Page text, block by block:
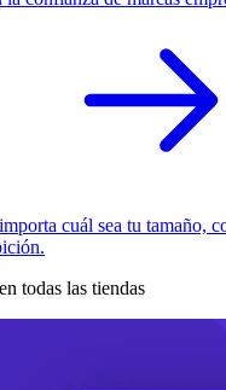
cuál sea tu tamaño,
todas las tiendas